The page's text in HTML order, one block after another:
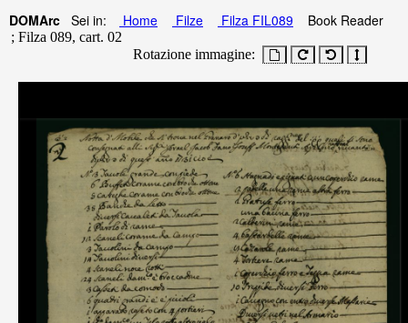
DOMArc Sei in: Home Filze Filza FIL089 Book Reader
; Filza 089, cart. 02
Rotazione immagine: